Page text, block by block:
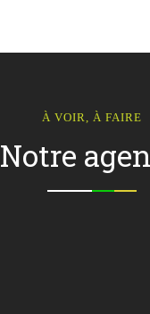
À VOIR, À FAIRE
Notre